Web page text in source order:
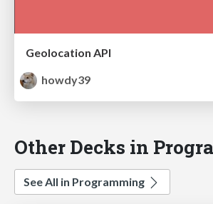
Geolocation API
howdy39
Other Decks in
See All in Programming